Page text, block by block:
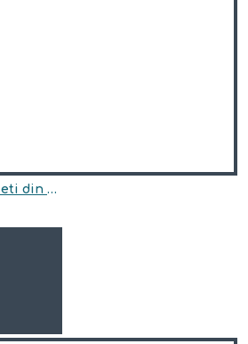
Sandale pentru baieti din piele naturala model WIRAT